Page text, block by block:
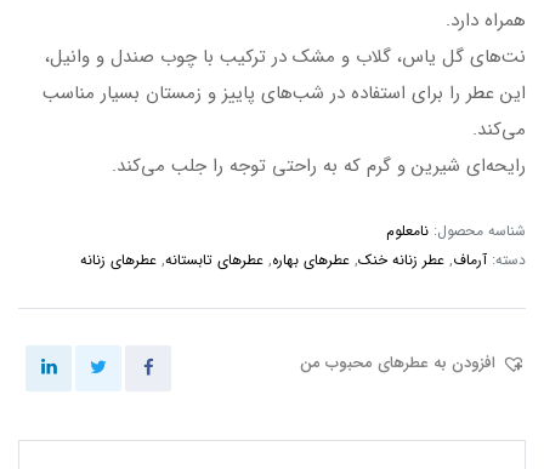
همراه دارد.
نت‌های گل یاس، گلاب و مشک در ترکیب با چوب صندل و وانیل،
این عطر را برای استفاده در شب‌های پاییز و زمستان بسیار مناسب
می‌کند.
رایحه‌ای شیرین و گرم که به راحتی توجه را جلب می‌کند.
شناسه محصول: نامعلوم
دسته: آرماف, عطر زنانه خنک, عطرهای بهاره, عطرهای تابستانه, عطرهای زنانه
افزودن به عطرهای محبوب من